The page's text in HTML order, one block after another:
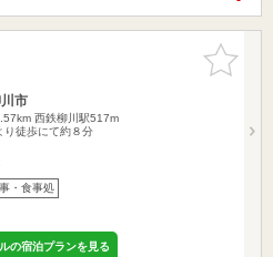
お気に入
りに追加
市
西鉄柳川駅517m
り徒歩にて約８分
・食事処
の宿泊プランを見る